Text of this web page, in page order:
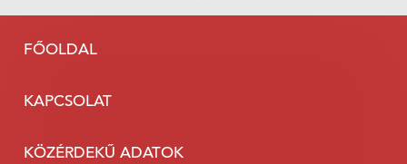
FŐOLDAL
KAPCSOLAT
KÖZÉRDEKŰ ADATOK